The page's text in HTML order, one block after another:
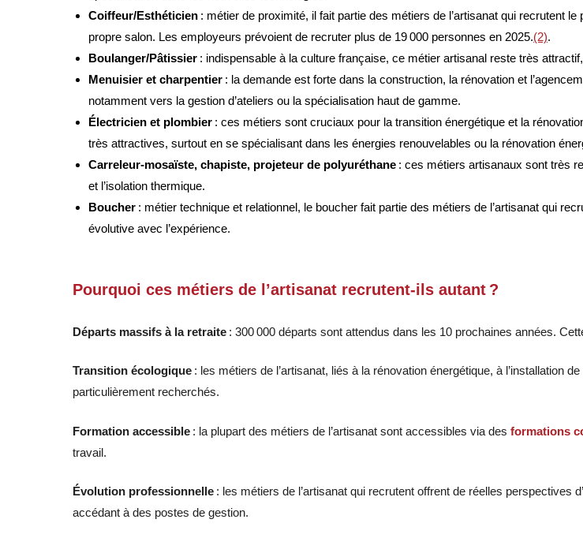
Coiffeur/Esthéticien : métier de proximité, il fait partie des métiers de l’artisanat qui recrutent
propre salon. Les employeurs prévoient de recruter plus de 19 000 personnes en 2025.(2).
Boulanger/Pâtissier : indispensable à la culture française, ce métier artisanal reste très
Menuisier et charpentier : la demande est forte dans la construction, la rénovation et
notamment vers la gestion d’ateliers ou la spécialisation haut de gamme.
Électricien et plombier : ces métiers sont cruciaux pour la transition énergétique et la
très attractives, surtout en se spécialisant dans les énergies renouvelables ou la rénovation
Carreleur-mosaïste, chapiste, projeteur de polyuréthane : ces métiers artisanaux sont très
et l’isolation thermique.
Boucher : métier technique et relationnel, le boucher fait partie des métiers de l’artisanat qui
évolutive avec l’expérience.
Pourquoi ces métiers de l’artisanat recrutent-ils autant ?
Départs massifs à la retraite : 300 000 départs sont attendus dans les 10 prochaines années.
Transition écologique : les métiers de l’artisanat, liés à la rénovation énergétique, à l’installation
particulièrement recherchés.
Formation accessible : la plupart des métiers de l’artisanat sont accessibles via des formations
travail.
Évolution professionnelle : les métiers de l’artisanat qui recrutent offrent de réelles perspectives
accédant à des postes de gestion.